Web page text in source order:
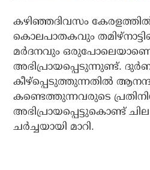
കഴിഞ്ഞദിവസം
കൊലപാതകവും
മര്‍ദനവും
അഭിപ്രായപ്പെടുന്നുണ്ട്.
കീഴ്‌പ്പെടുത്തുന്നതില്‍
കണ്ടെത്തുന്നവരുടെ
അഭിപ്രായപ്പെട്ടുകൊണ്ട്
ചര്‍ച്ചയായി മാറി.